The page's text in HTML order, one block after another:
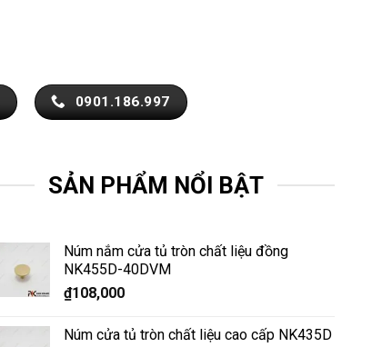
0901.186.997
SẢN PHẨM NỔI BẬT
Núm nắm cửa tủ tròn chất liệu đồng
NK455D-40DVM
₫108,000
Núm cửa tủ tròn chất liệu cao cấp NK435D